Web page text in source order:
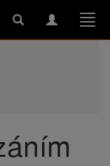
Toggle
Toggle